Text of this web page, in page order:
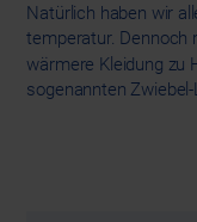
Natürlich haben wir
temperatur. Dennoch
wärmere Kleidung zu
sogenannten Zwiebel-